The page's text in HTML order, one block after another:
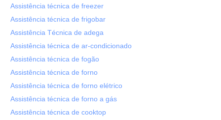
Assistência técnica de freezer
Assistência técnica de frigobar
Assistência Técnica de adega
Assistência técnica de ar-condicionado
Assistência técnica de fogão
Assistência técnica de forno
Assistência técnica de forno elétrico
Assistência técnica de forno a gás
Assistência técnica de cooktop